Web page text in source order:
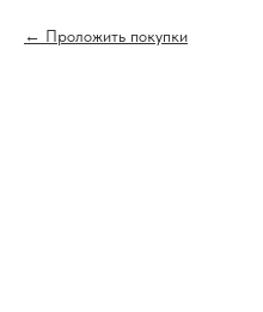
Проложить покупки